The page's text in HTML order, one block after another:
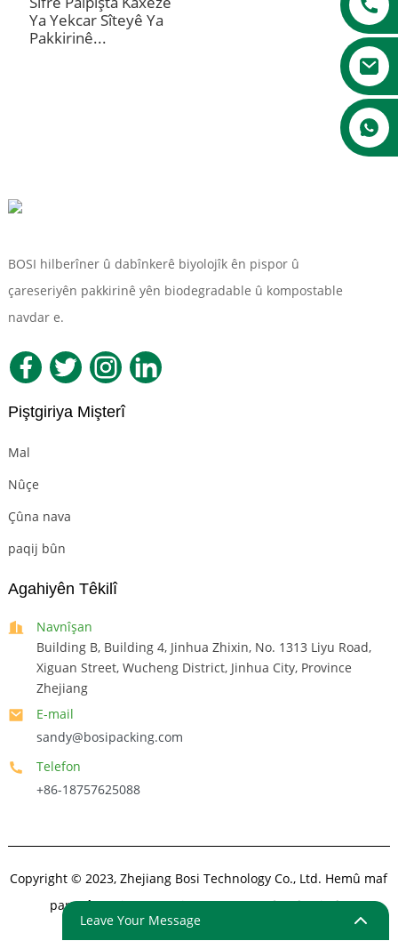
Ya Yekcar Sîteyê Ya
Pakkirinê...
BOSI hilberîner û dabînkerê biyolojîk ên pispor û
çareseriyên pakkirinê yên biodegradable û kompostable
navdar e.
Piştgiriya Mişterî
Mal
Nûçe
Çûna nava
paqij bûn
Agahiyên Têkilî
Navnîşan
Building B, Building 4, Jinhua Zhixin, No. 1313 Liyu Road,
Xiguan Street, Wucheng District, Jinhua City, Province
Zhejiang
E-mail
sandy@bosipacking.com
Telefon
+86-18757625088
Copyright © 2023, Zhejiang Bosi Technology Co., Ltd. Hemû maf
parastî ne.Sitemap - SitemapTrans -Lêgerîna jorîn
Leave Your Message